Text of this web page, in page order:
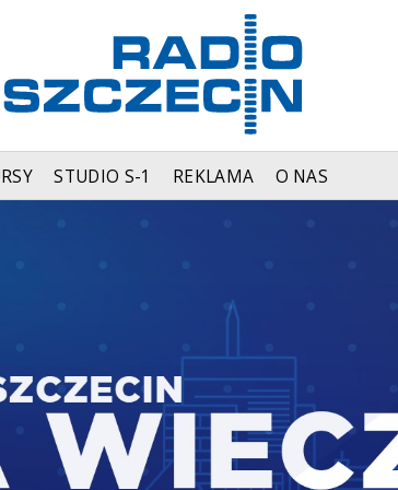
STUDIO S-1 REKLAMA O NAS